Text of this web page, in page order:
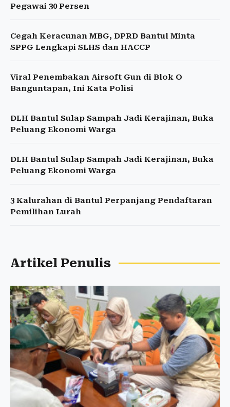
Pegawai 30 Persen
Cegah Keracunan MBG, DPRD Bantul Minta
SPPG Lengkapi SLHS dan HACCP
Viral Penembakan Airsoft Gun di Blok O
Banguntapan, Ini Kata Polisi
DLH Bantul Sulap Sampah Jadi Kerajinan, Buka
Peluang Ekonomi Warga
DLH Bantul Sulap Sampah Jadi Kerajinan, Buka
Peluang Ekonomi Warga
3 Kalurahan di Bantul Perpanjang Pendaftaran
Pemilihan Lurah
Artikel Penulis